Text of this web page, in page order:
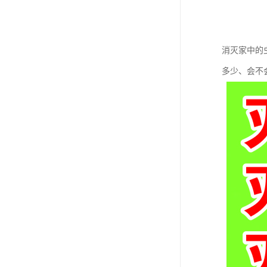
消灭家中的
多少、会不